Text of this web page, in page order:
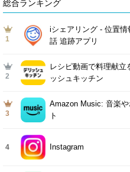
総合ランキング
1
iシェアリング - 位置
話 追跡アプリ
2
レシピ動画で料理献立
ッシュキッチン
3
Amazon Music: 音楽
ト
4 Instagram